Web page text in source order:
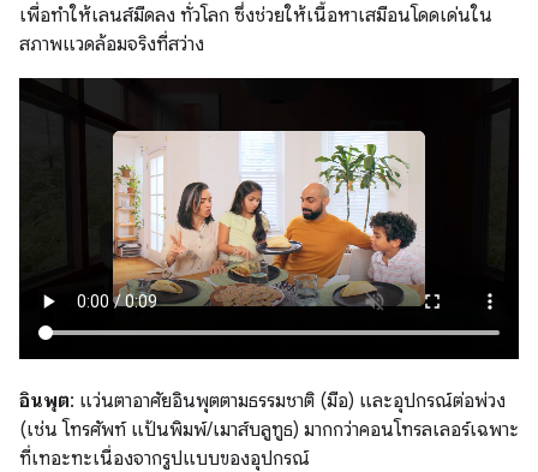
เพื่อทำให้เลนส์มืดลง ทั่วโลก ซึ่งช่วยให้เนื้อหาเสมือนโดดเด่นใน
สภาพแวดล้อมจริงที่สว่าง
อินพุต: แว่นตาอาศัยอินพุตตามธรรมชาติ (มือ) และอุปกรณ์ต่อพ่วง
(เช่น โทรศัพท์ แป้นพิมพ์/เมาส์บลูทูธ) มากกว่าคอนโทรลเลอร์เฉพาะ
ที่เทอะทะเนื่องจากรูปแบบของอุปกรณ์